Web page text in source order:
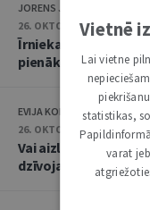
JORENS JAUNOZOLS
26. OKTOBRIS 2021
Īrnieka un mājoklī
pienākumi
EVIJA KOLBERGA
26. OKTOBRIS 2021
Vai aizliegums
dzīvojamo telpu ir
Vietnē
Lai vietne
statistikas,
varat